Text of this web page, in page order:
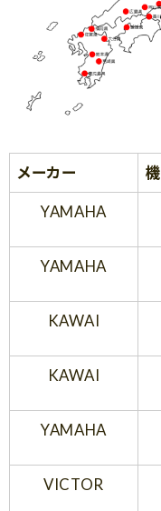
メーカー
YAMAHA
YAMAHA
KAWAI
KAWAI
YAMAHA
VICTOR